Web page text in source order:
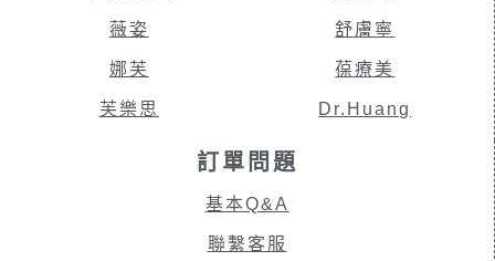
薇姿
娜芙
芙樂思
舒膚寧
葆療美
Dr.Huang
訂單問題
基本Q&A
聯繫客服